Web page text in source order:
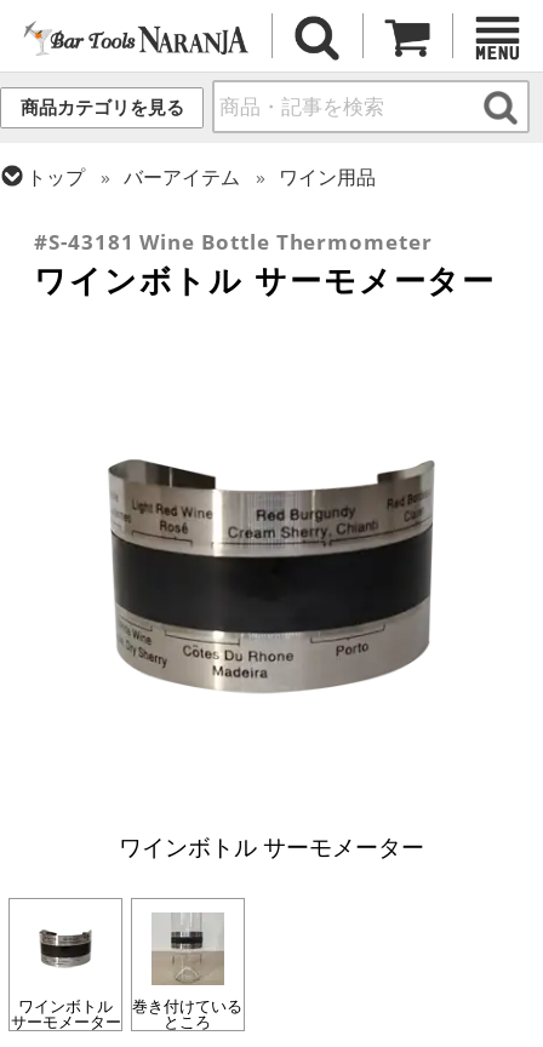
商品カテゴリを見る
トップ バーアイテム
ワイン用品
#S-43181 Wine Bottle Thermometer
ワインボトル サーモメーター
ワインボトル サーモメーター
ワインボトル
サーモメーター
巻き付けている
ところ